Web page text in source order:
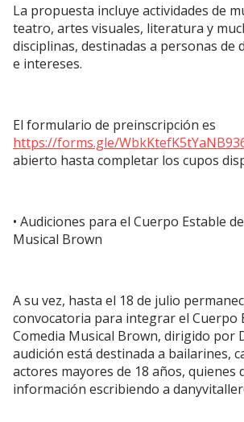
La propuesta incluye actividades de
teatro, artes visuales, literatura y
disciplinas, destinadas a personas de
e intereses.
El formulario de preinscripción es
https://forms.gle/
abierto hasta completar los cupos
• Audiciones para el Cuerpo Estable
Musical Brown
A su vez, hasta el 18 de julio
convocatoria para integrar el Cuerpo
Comedia Musical Brown, dirigido por
audición está destinada a bailarines,
actores mayores de 18 años, quienes
información escribiendo a